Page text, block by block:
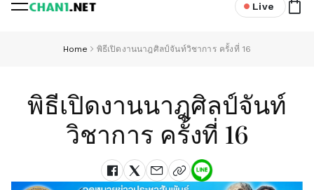
Live
Home พิธีเปิดงานนาฎศิลป์จันท์วิชาการ ครั้งที่ 16
พิธีเปิดงานนาฎศิลป์จันท์
วิชาการ ครั้งที่ 16